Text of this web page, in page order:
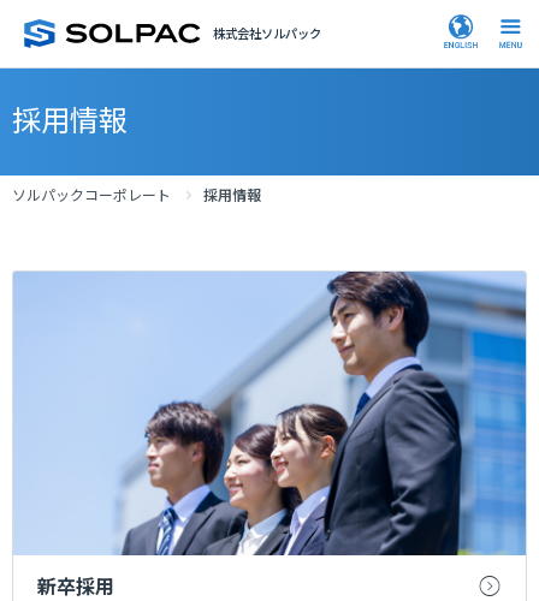
株式会社ソルパック
採用情報
ソルパックコーポレート 採用情報
新卒採用